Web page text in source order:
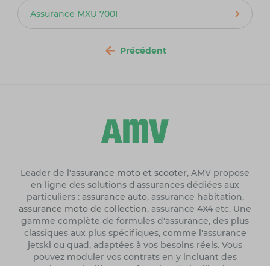
Assurance MXU 700I
Précédent
Leader de l'assurance moto et scooter, AMV propose
en ligne des solutions d'assurances dédiées aux
particuliers : assurance auto, assurance habitation,
assurance moto de collection, assurance 4X4 etc. Une
gamme complète de formules d'assurance, des plus
classiques aux plus spécifiques, comme l'assurance
jetski ou quad, adaptées à vos besoins réels. Vous
pouvez moduler vos contrats en y incluant des